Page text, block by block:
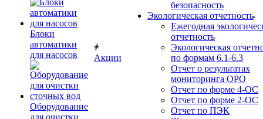
Блоки
автоматики
для насосов
Оборудование
для очистки
Акции
безопасность
Экологическая отчетность
Ежегодная
отчетность
Экологическая
по формам 6.1-6.3
Отчет о результатах
мониторинга ОРО
Отчет по форме 4-ОС
Отчет по форме 2-ОС
Отчет по ПЭК